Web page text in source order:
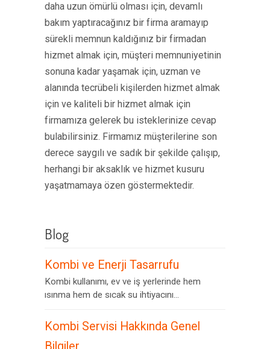
daha uzun ömürlü olması için, devamlı
bakım yaptıracağınız bir firma aramayıp
sürekli memnun kaldığınız bir firmadan
hizmet almak için, müşteri memnuniyetinin
sonuna kadar yaşamak için, uzman ve
alanında tecrübeli kişilerden hizmet almak
için ve kaliteli bir hizmet almak için
firmamıza gelerek bu isteklerinize cevap
bulabilirsiniz. Firmamız müşterilerine son
derece saygılı ve sadık bir şekilde çalışıp,
herhangi bir aksaklık ve hizmet kusuru
yaşatmamaya özen göstermektedir.
Blog
Kombi ve Enerji Tasarrufu
Kombi kullanımı, ev ve iş yerlerinde hem
ısınma hem de sıcak su ihtiyacını...
Kombi Servisi Hakkında Genel